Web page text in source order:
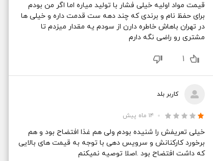
قیمت مواد اولیه خیلی فشار با تولید میاره اما اگر من بودم
برای حفظ نام و برندی که چند دهه‌‎​‎‏‏ ست قدمت داره و خیلی ها
در تهران باهاش خاطره دارن از سودم یه مقدار میزدم تا
مشتری رو راضی نگه دارم
1
کاربر بلد
۱۴ ماه پیش
خیلی‌‎​‎‎​ تعریفش را شنیده بودم ولی هم غذا افتضاح بود‌‎‌​‌​ و هم
برخورد کارکنانش و سرویس دهی با توجه به‌‎​‎‏‏ قیمت های بالایی
که داشت افتضاح بود .اصلا توصیه نمیکنم